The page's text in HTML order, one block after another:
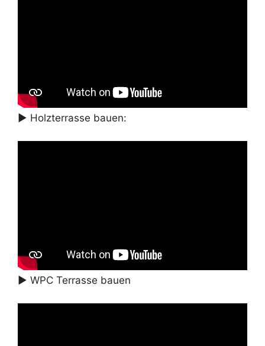
► Holzterrasse bauen:
► WPC Terrasse bauen